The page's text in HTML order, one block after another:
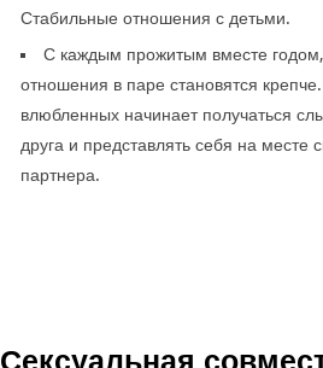
Стабильные отношения с детьми.
С каждым прожитым вместе годом,
отношения в паре становятся
влюбленных начинает получаться
друга и представлять себя на месте
партнера.
Сексуальная